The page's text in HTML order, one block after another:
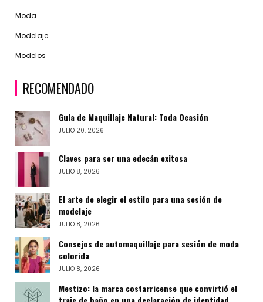
Moda
Modelaje
Modelos
RECOMENDADO
Guía de Maquillaje Natural: Toda Ocasión
JULIO 20, 2026
Claves para ser una edecán exitosa
JULIO 8, 2026
El arte de elegir el estilo para una sesión de
modelaje
JULIO 8, 2026
Consejos de automaquillaje para sesión de moda
colorida
JULIO 8, 2026
Mestizo: la marca costarricense que convirtió el